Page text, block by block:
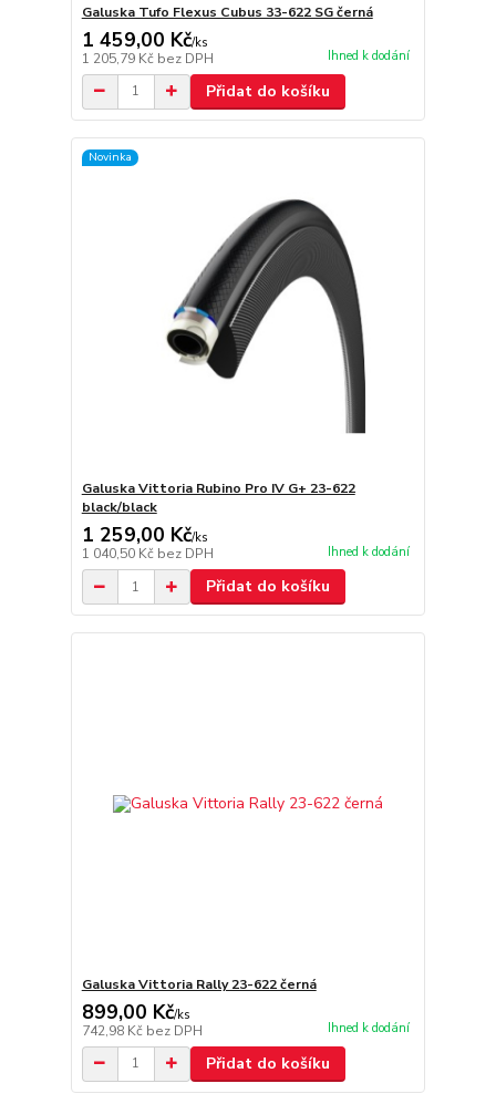
Galuska Tufo Flexus Cubus 33-622 SG černá
1 459,00 Kč/ks
1 205,79 Kč bez DPH Ihned k dodání
Přidat do košíku
Novinka
Galuska Vittoria Rubino Pro IV G+ 23-622
black/black
1 259,00 Kč/ks
1 040,50 Kč bez DPH Ihned k dodání
Přidat do košíku
Galuska Vittoria Rally 23-622 černá
899,00 Kč/ks
742,98 Kč bez DPH Ihned k dodání
Přidat do košíku